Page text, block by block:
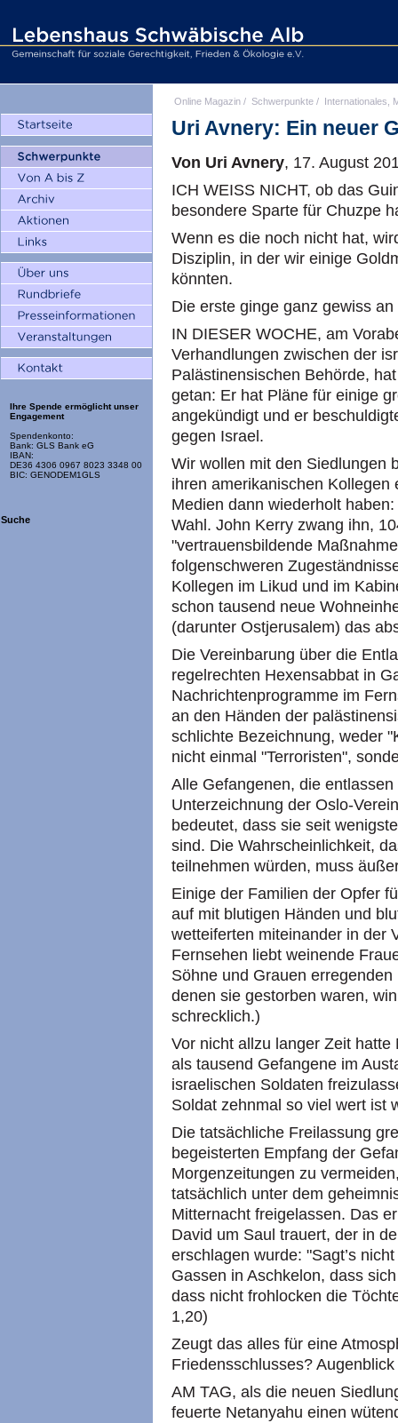
Ihre Spende ermöglicht unser
Engagement
Spendenkonto:
Bank: GLS Bank eG
IBAN:
DE36 4306 0967 8023 3348 00
BIC: GENODEM1GLS
Suche
Online Magazin / Schwerpunkte / Internationales,
Uri Avnery: Ein neuer
Von Uri Avnery, 17. August
ICH WEISS NICHT, ob das
besondere Sparte für Chuzpe
Wenn es die noch nicht hat,
Disziplin, in der wir einige
könnten.
Die erste ginge ganz gewiss
IN DIESER WOCHE, am
Verhandlungen zwischen der
Palästinensischen Behörde,
getan: Er hat Pläne für einige
angekündigt und er
gegen Israel.
Wir wollen mit den Siedlungen
ihren amerikanischen
Medien dann wiederholt
Wahl. John Kerry zwang ihn,
"vertrauensbildende
folgenschweren
Kollegen im Likud und im
schon tausend neue
(darunter Ostjerusalem) das
Die Vereinbarung über die
regelrechten Hexensabbat in
Nachrichtenprogramme im
an den Händen der
schlichte Bezeichnung, weder
nicht einmal "Terroristen",
Alle Gefangenen, die
Unterzeichnung der Oslo-
bedeutet, dass sie seit
sind. Die Wahrscheinlichkeit,
teilnehmen würden, muss
Einige der Familien der Opfer
auf mit blutigen Händen und
wetteiferten miteinander in der
Fernsehen liebt weinende
Söhne und Grauen
denen sie gestorben waren,
schrecklich.)
Vor nicht allzu langer Zeit
als tausend Gefangene im
israelischen Soldaten
Soldat zehnmal so viel wert ist
Die tatsächliche Freilassung
begeisterten Empfang der
Morgenzeitungen zu
tatsächlich unter dem
Mitternacht freigelassen. Das
David um Saul trauert, der in
erschlagen wurde: "Sagt’s
Gassen in Aschkelon, dass
dass nicht frohlocken die
1,20)
Zeugt das alles für eine
Friedensschlusses?
AM TAG, als die neuen
feuerte Netanyahu einen